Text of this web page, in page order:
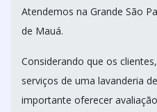
Atendemos na Grande São
de Mauá.
Considerando que os
serviços de uma lavanderia
importante oferecer